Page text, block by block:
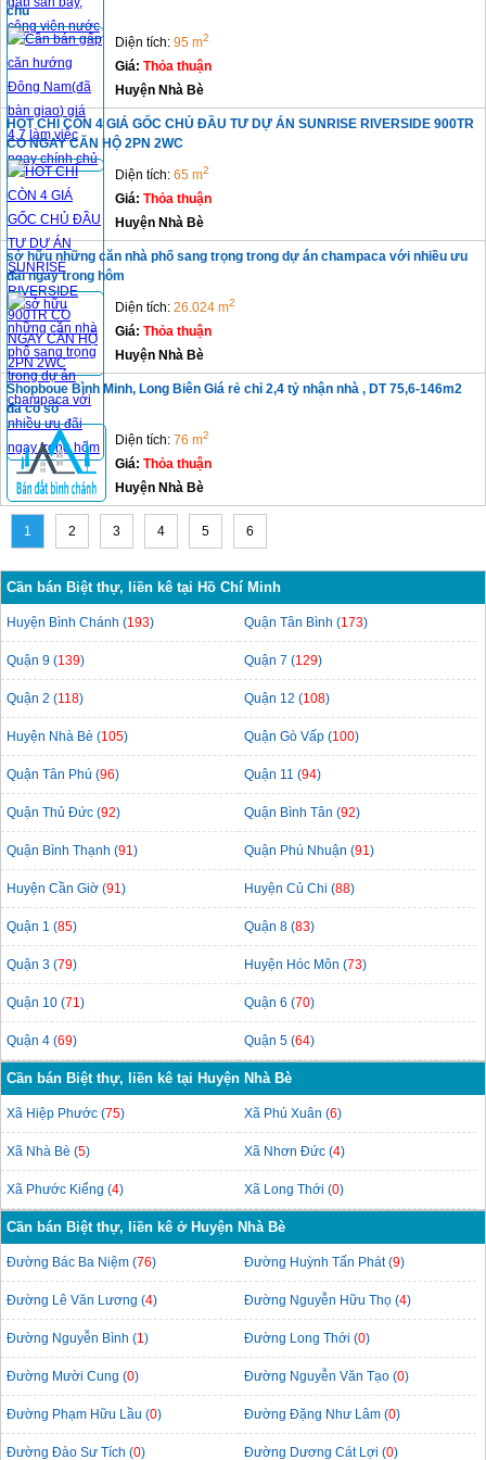
chủ
Diện tích: 95 m2
Giá: Thỏa thuận
Huyện Nhà Bè
HOT CHỈ CÒN 4 GIÁ GỐC CHỦ ĐẦU TƯ DỰ ÁN SUNRISE RIVERSIDE 900TR
CÓ NGAY CĂN HỘ 2PN 2WC
Diện tích: 65 m2
Giá: Thỏa thuận
Huyện Nhà Bè
sở hữu những căn nhà phố sang trọng trong dự án champaca với nhiều ưu
đãi ngay trong hôm
Diện tích: 26.024 m2
Giá: Thỏa thuận
Huyện Nhà Bè
Shopboue Bình Minh, Long Biên Giá rẻ chỉ 2,4 tỷ nhận nhà , DT 75,6-146m2
đã có sổ
Diện tích: 76 m2
Giá: Thỏa thuận
Huyện Nhà Bè
1 2 3 4 5 6
Cần bán Biệt thự, liền kê tại Hồ Chí Minh
Huyện Bình Chánh (193) Quận Tân Bình (173)
Quận 9 (139) Quận 7 (129)
Quận 2 (118) Quận 12 (108)
Huyện Nhà Bè (105) Quận Gò Vấp (100)
Quận Tân Phú (96) Quận 11 (94)
Quận Thủ Đức (92) Quận Bình Tân (92)
Quận Bình Thạnh (91) Quận Phú Nhuận (91)
Huyện Cần Giờ (91) Huyện Củ Chi (88)
Quận 1 (85) Quận 8 (83)
Quận 3 (79) Huyện Hóc Môn (73)
Quận 10 (71) Quận 6 (70)
Quận 4 (69) Quận 5 (64)
Cần bán Biệt thự, liền kê tại Huyện Nhà Bè
Xã Hiệp Phước (75) Xã Phú Xuân (6)
Xã Nhà Bè (5) Xã Nhơn Đức (4)
Xã Phước Kiểng (4) Xã Long Thới (0)
Cần bán Biệt thự, liền kê ở Huyện Nhà Bè
Đường Bác Ba Niệm (76) Đường Huỳnh Tấn Phát (9)
Đường Lê Văn Lương (4) Đường Nguyễn Hữu Thọ (4)
Đường Nguyễn Bình (1) Đường Long Thới (0)
Đường Mười Cung (0) Đường Nguyễn Văn Tạo (0)
Đường Phạm Hữu Lầu (0) Đường Đặng Như Lâm (0)
Đường Đào Sư Tích (0) Đường Dương Cát Lợi (0)